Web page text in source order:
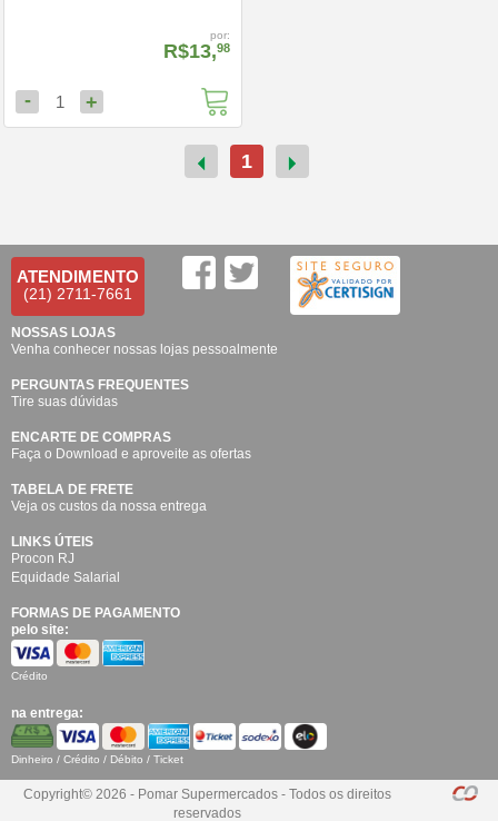
por:
R$13,98
- 1 +
1
ATENDIMENTO
(21) 2711-7661
NOSSAS LOJAS
Venha conhecer nossas lojas pessoalmente
PERGUNTAS FREQUENTES
Tire suas dúvidas
ENCARTE DE COMPRAS
Faça o Download e aproveite as ofertas
TABELA DE FRETE
Veja os custos da nossa entrega
LINKS ÚTEIS
Procon RJ
Equidade Salarial
FORMAS DE PAGAMENTO
pelo site:
Crédito
na entrega:
Dinheiro / Crédito / Débito / Ticket
Copyright© 2026 - Pomar Supermercados - Todos os direitos
reservados